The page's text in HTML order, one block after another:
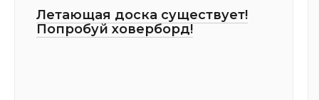
Летающая доска существует!
Попробуй ховерборд!